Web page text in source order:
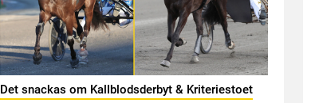
Det snackas om Kallblodsderbyt & Kriteriestoet